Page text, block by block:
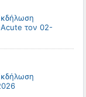
τον 02-